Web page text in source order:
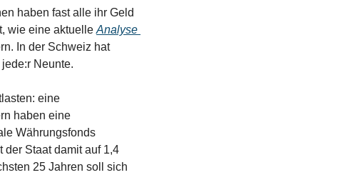
haben fast alle ihr Geld
wie eine aktuelle
In der Schweiz hat
Neunte.
haben eine
Währungsfonds
Staat damit auf 1,4
25 Jahren soll sich